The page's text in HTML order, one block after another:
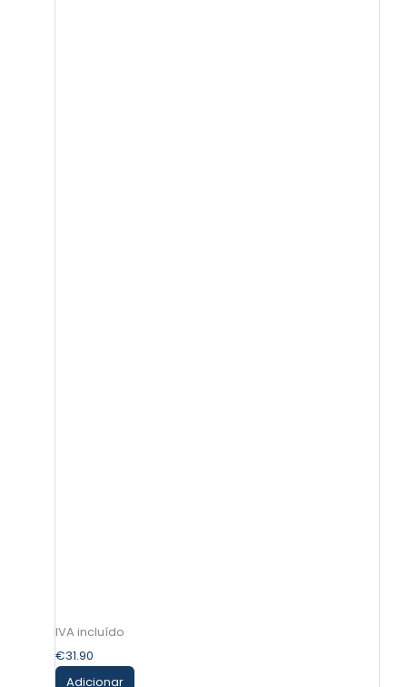
€31.90
Adicionar